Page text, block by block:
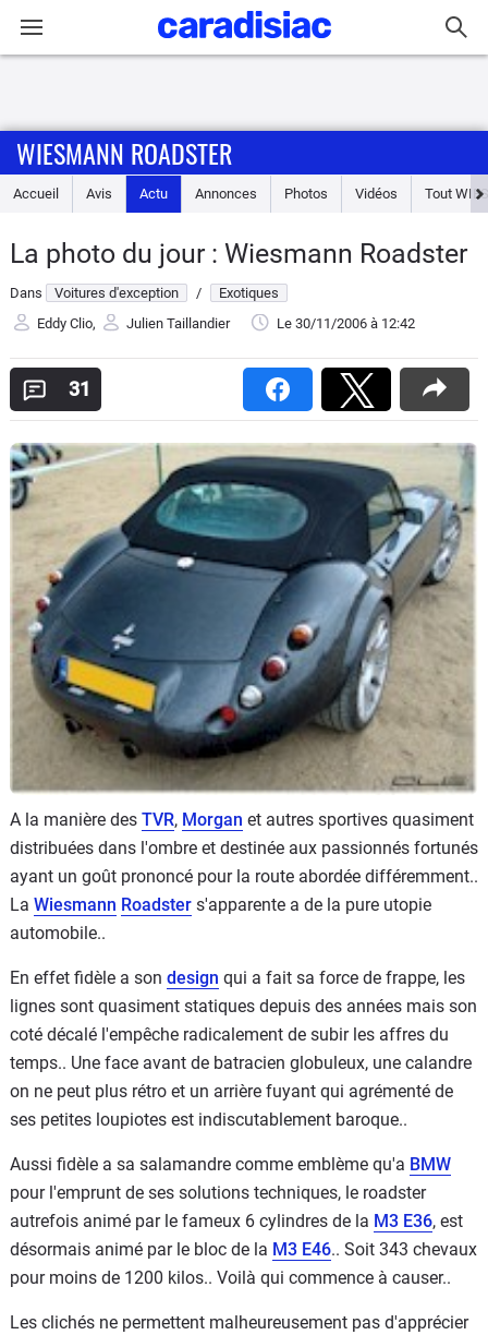
Accueil
Essais
Guide
Electriques
Utilitaires
Flottes
Auto
Services
Forum
Moto
Marques
WIESMANN ROADSTER
Accueil Avis Actu Annonces Photos Vidéos Tout
La photo du jour : Wiesmann Roadster
Dans Voitures d'exception /
Exotiques
Eddy Clio, Julien Taillandier Le 30/11/2006 à 12:42
31
A la manière des TVR, Morgan et autres sportives quasiment
distribuées dans l'ombre et destinée aux passionnés fortunés
ayant un goût prononcé pour la route abordée différemment..
La Wiesmann Roadster s'apparente a de la pure utopie
automobile..
En effet fidèle a son design qui a fait sa force de frappe, les
lignes sont quasiment statiques depuis des années mais son
coté décalé l'empêche radicalement de subir les affres du
temps.. Une face avant de batracien globuleux, une calandre
on ne peut plus rétro et un arrière fuyant qui agrémenté de
ses petites loupiotes est indiscutablement baroque..
Aussi fidèle a sa salamandre comme emblème qu'a BMW
pour l'emprunt de ses solutions techniques, le roadster
autrefois animé par le fameux 6 cylindres de la M3 E36, est
désormais animé par le bloc de la M3 E46.. Soit 343 chevaux
pour moins de 1200 kilos.. Voilà qui commence à causer..
Les clichés ne permettent malheureusement pas d'apprécier